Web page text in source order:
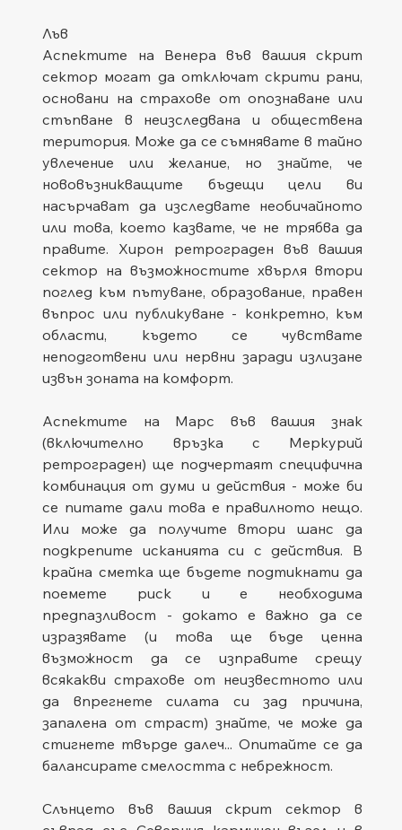
Лъв
Аспектите на Венера във вашия скрит
сектор могат да отключат скрити рани,
основани на страхове от опознаване или
стъпване в неизследвана и обществена
територия. Може да се съмнявате в тайно
увлечение или желание, но знайте, че
нововъзникващите бъдещи цели ви
насърчават да изследвате необичайното
или това, което казвате, че не трябва да
правите. Хирон ретрограден във вашия
сектор на възможностите хвърля втори
поглед към пътуване, образование, правен
въпрос или публикуване - конкретно, към
области, където се чувствате
неподготвени или нервни заради излизане
извън зоната на комфорт.
Аспектите на Марс във вашия знак
(включително връзка с Меркурий
ретрограден) ще подчертаят специфична
комбинация от думи и действия - може би
се питате дали това е правилното нещо.
Или може да получите втори шанс да
подкрепите исканията си с действия. В
крайна сметка ще бъдете подтикнати да
поемете риск и е необходима
предпазливост - докато е важно да се
изразявате (и това ще бъде ценна
възможност да се изправите срещу
всякакви страхове от неизвестното или
да впрегнете силата си зад причина,
запалена от страст) знайте, че може да
стигнете твърде далеч... Опитайте се да
балансирате смелостта с небрежност.
Слънцето във вашия скрит сектор в